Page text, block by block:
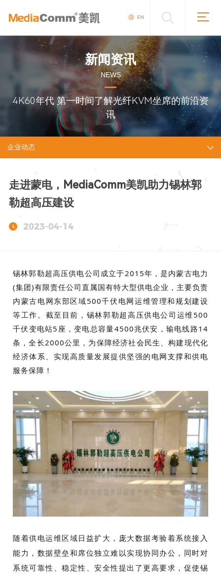
EN
新闻资讯
NEWS
4K60年代 第一时间了解光纤KVM坐席的前沿资
讯
企业动态
走进蒙电，MediaComm美凯助力锡林郭
勒超高压建设
2023-04-14
锡林郭勒超高压供电公司成立于2015年，是内蒙古电力
(集团)有限责任公司直属国有特大型供电企业，主要负责
内蒙古电网东部区域500千伏电网运维管理和规划建设
等工作。截至目前，锡林郭勒超高压供电公司运维500
千伏变电站5座，变电总容量4500兆伏安，输电线路14
条，全长2000公里，为保障经济社会民生、构建现代化
经济体系、实现高质量发展提供坚强的电网支撑和供电
服务保障！
随着供电运维区域日益扩大，庞大数据考验着系统接入
能力，数据壁垒和席位独立难以实现协同办公，同时对
系统可靠性、稳定性、安全性提出了更高要求，促使锡